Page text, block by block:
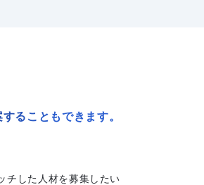
ることもできます。
チした人材を募集したい